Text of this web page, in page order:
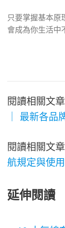
只要掌握基本原
會成為你生活中
閱讀相關文章
｜ 最新各品
閱讀相關文章
航規定與使
延伸閱讀